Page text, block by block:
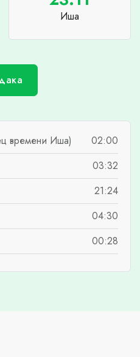
Иша
времени Иша)
02:00
03:32
21:24
04:30
00:28